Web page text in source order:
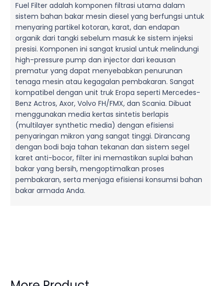
Fuel Filter adalah komponen filtrasi utama dalam
sistem bahan bakar mesin diesel yang berfungsi untuk
menyaring partikel kotoran, karat, dan endapan
organik dari tangki sebelum masuk ke sistem injeksi
presisi. Komponen ini sangat krusial untuk melindungi
high-pressure pump dan injector dari keausan
prematur yang dapat menyebabkan penurunan
tenaga mesin atau kegagalan pembakaran. Sangat
kompatibel dengan unit truk Eropa seperti Mercedes-
Benz Actros, Axor, Volvo FH/FMX, dan Scania. Dibuat
menggunakan media kertas sintetis berlapis
(multilayer synthetic media) dengan efisiensi
penyaringan mikron yang sangat tinggi. Dirancang
dengan bodi baja tahan tekanan dan sistem segel
karet anti-bocor, filter ini memastikan suplai bahan
bakar yang bersih, mengoptimalkan proses
pembakaran, serta menjaga efisiensi konsumsi bahan
bakar armada Anda.